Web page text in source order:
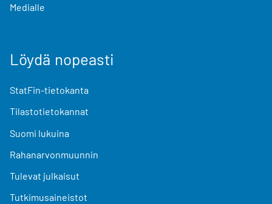
Medialle
Löydä nopeasti
StatFin-tietokanta
Tilastotietokannat
Suomi lukuina
Rahanarvonmuunnin
Tulevat julkaisut
Tutkimusaineistot